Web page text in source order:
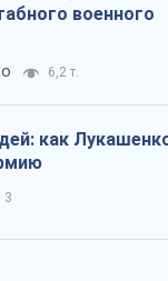
военного
6,2 т.
как
3